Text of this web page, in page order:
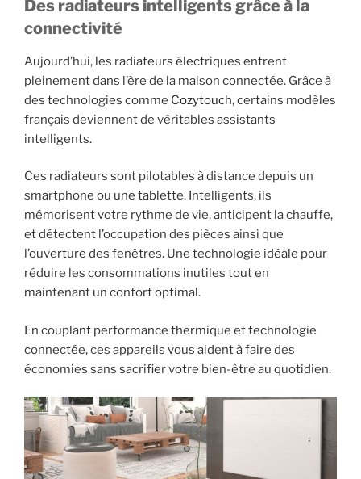
Des radiateurs intelligents grâce à la
connectivité
Aujourd’hui, les radiateurs électriques entrent
pleinement dans l’ère de la maison connectée. Grâce à
des technologies comme Cozytouch, certains modèles
français deviennent de véritables assistants
intelligents.
Ces radiateurs sont pilotables à distance depuis un
smartphone ou une tablette. Intelligents, ils
mémorisent votre rythme de vie, anticipent la chauffe,
et détectent l’occupation des pièces ainsi que
l’ouverture des fenêtres. Une technologie idéale pour
réduire les consommations inutiles tout en
maintenant un confort optimal.
En couplant performance thermique et technologie
connectée, ces appareils vous aident à faire des
économies sans sacrifier votre bien-être au quotidien.